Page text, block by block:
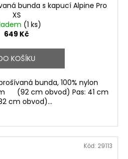
bunda s kapucí Alpine Pro
XS
(1 ks)
649 Kč
KOŠÍKU
bunda, 100% nylon
(92 cm obvod) Pas: 41 cm
obvod)...
Kód: 29113